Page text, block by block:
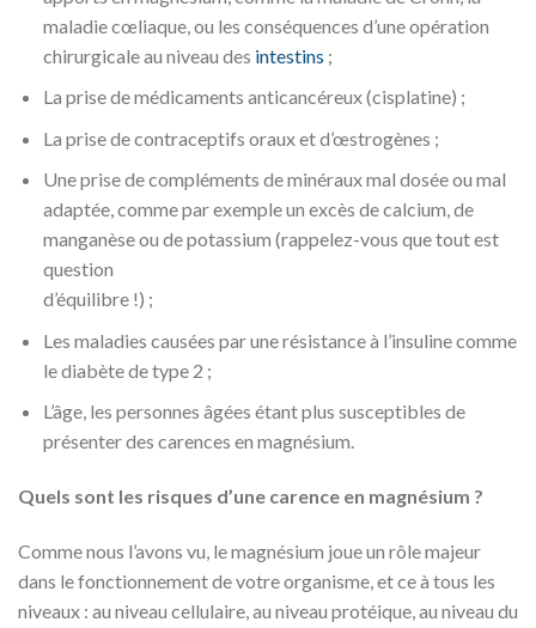
maladie cœliaque, ou les conséquences d’une opération
chirurgicale au niveau des intestins ;
La prise de médicaments anticancéreux (cisplatine) ;
La prise de contraceptifs oraux et d’œstrogènes ;
Une prise de compléments de minéraux mal dosée ou mal
adaptée, comme par exemple un excès de calcium, de
manganèse ou de potassium (rappelez-vous que tout est
question
d’équilibre !) ;
Les maladies causées par une résistance à l’insuline comme
le diabète de type 2 ;
L’âge, les personnes âgées étant plus susceptibles de
présenter des carences en magnésium.
Quels sont les risques d’une carence en magnésium ?
Comme nous l’avons vu, le magnésium joue un rôle majeur
dans le fonctionnement de votre organisme, et ce à tous les
niveaux : au niveau cellulaire, au niveau protéique, au niveau du